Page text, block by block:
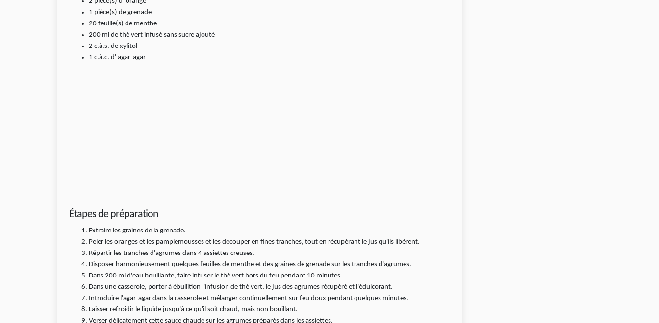
1 pièce(s) de grenade
20 feuille(s) de menthe
200 ml de thé vert infusé sans sucre ajouté
2 c.à.s. de xylitol
1 c.à.c. d' agar-agar
Étapes de préparation
Extraire les graines de la grenade.
Peler les oranges et les pamplemousses et les découper en fines tranches, tout en récupérant le jus qu'ils libèrent.
Répartir les tranches d'agrumes dans 4 assiettes creuses.
Disposer harmonieusement quelques feuilles de menthe et des graines de grenade sur les tranches d'agrumes.
Dans 200 ml d'eau bouillante, faire infuser le thé vert hors du feu pendant 10 minutes.
Dans une casserole, porter à ébullition l'infusion de thé vert, le jus des agrumes récupéré et l'édulcorant.
Introduire l'agar-agar dans la casserole et mélanger continuellement sur feu doux pendant quelques minutes.
Laisser refroidir le liquide jusqu'à ce qu'il soit chaud, mais non bouillant.
Verser délicatement cette sauce chaude sur les agrumes préparés dans les assiettes.